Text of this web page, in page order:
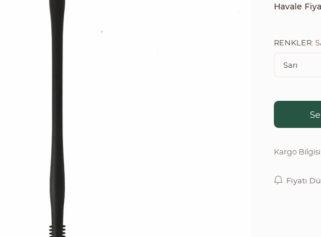
Havale
RENKLER:
Kargo
Fiyatı